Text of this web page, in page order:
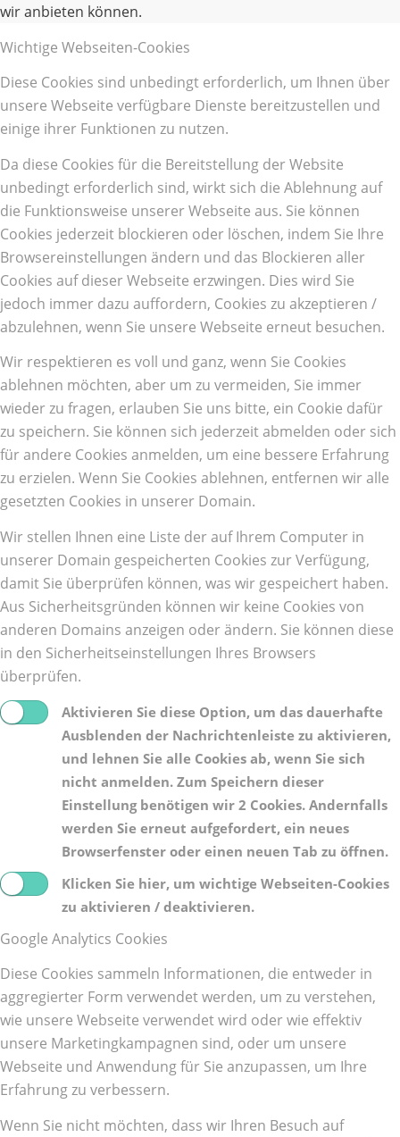
wir anbieten können.
Wichtige Webseiten-Cookies
Diese Cookies sind unbedingt erforderlich, um Ihnen über
unsere Webseite verfügbare Dienste bereitzustellen und
einige ihrer Funktionen zu nutzen.
Da diese Cookies für die Bereitstellung der Website
unbedingt erforderlich sind, wirkt sich die Ablehnung auf
die Funktionsweise unserer Webseite aus. Sie können
Cookies jederzeit blockieren oder löschen, indem Sie Ihre
Browsereinstellungen ändern und das Blockieren aller
Cookies auf dieser Webseite erzwingen. Dies wird Sie
jedoch immer dazu auffordern, Cookies zu akzeptieren /
abzulehnen, wenn Sie unsere Webseite erneut besuchen.
Wir respektieren es voll und ganz, wenn Sie Cookies
ablehnen möchten, aber um zu vermeiden, Sie immer
wieder zu fragen, erlauben Sie uns bitte, ein Cookie dafür
zu speichern. Sie können sich jederzeit abmelden oder sich
für andere Cookies anmelden, um eine bessere Erfahrung
zu erzielen. Wenn Sie Cookies ablehnen, entfernen wir alle
gesetzten Cookies in unserer Domain.
Wir stellen Ihnen eine Liste der auf Ihrem Computer in
unserer Domain gespeicherten Cookies zur Verfügung,
damit Sie überprüfen können, was wir gespeichert haben.
Aus Sicherheitsgründen können wir keine Cookies von
anderen Domains anzeigen oder ändern. Sie können diese
in den Sicherheitseinstellungen Ihres Browsers
überprüfen.
Aktivieren Sie diese Option, um das dauerhafte
Ausblenden der Nachrichtenleiste zu aktivieren,
und lehnen Sie alle Cookies ab, wenn Sie sich
nicht anmelden. Zum Speichern dieser
Einstellung benötigen wir 2 Cookies. Andernfalls
werden Sie erneut aufgefordert, ein neues
Browserfenster oder einen neuen Tab zu öffnen.
Klicken Sie hier, um wichtige Webseiten-Cookies
zu aktivieren / deaktivieren.
Google Analytics Cookies
Diese Cookies sammeln Informationen, die entweder in
aggregierter Form verwendet werden, um zu verstehen,
wie unsere Webseite verwendet wird oder wie effektiv
unsere Marketingkampagnen sind, oder um unsere
Webseite und Anwendung für Sie anzupassen, um Ihre
Erfahrung zu verbessern.
Wenn Sie nicht möchten, dass wir Ihren Besuch auf